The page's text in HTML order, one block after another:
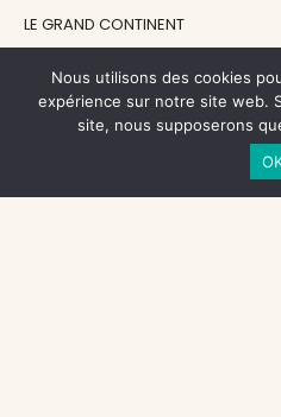
LE GRAND CONTINENT
EN ATTENDANT NADEAU
Nous utilisons des cookies
expérience sur notre site web.
site, nous supposerons